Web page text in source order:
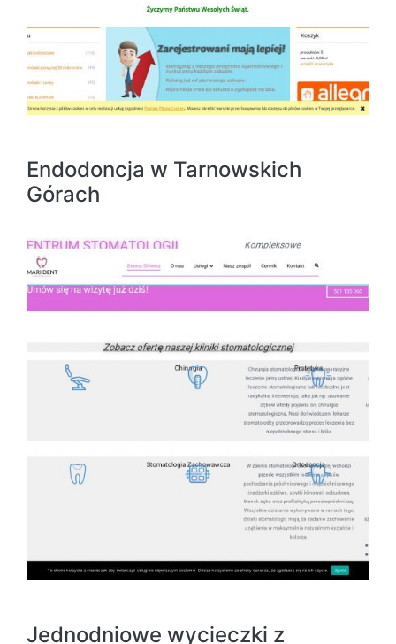
Endodoncja w Tarnowskich
Górach
Jednodniowe wycieczki z